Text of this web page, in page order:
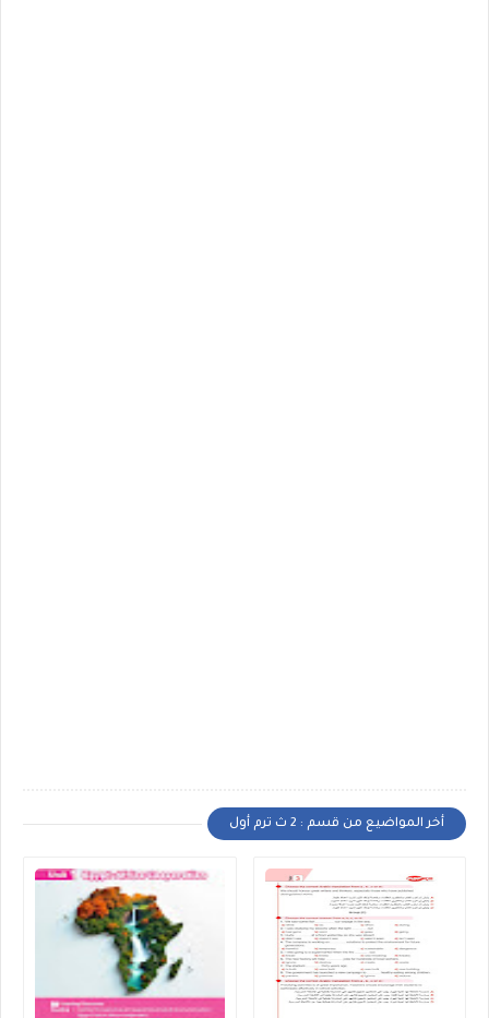
أخر المواضيع من قسم : 2 ث ترم أول